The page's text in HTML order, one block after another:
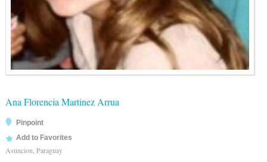
Ana Florencia Martinez Arrua
Pinpoint
Add to Favorites
Asuncion, Paraguay